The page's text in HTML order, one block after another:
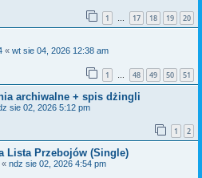
1 … 17 18 19 20
« wt sie 04, 2026 12:38 am
1 … 48 49 50 51
archiwalne + spis dżingli
sie 02, 2026 5:12 pm
1 2
Lista Przebojów (Single)
« ndz sie 02, 2026 4:54 pm